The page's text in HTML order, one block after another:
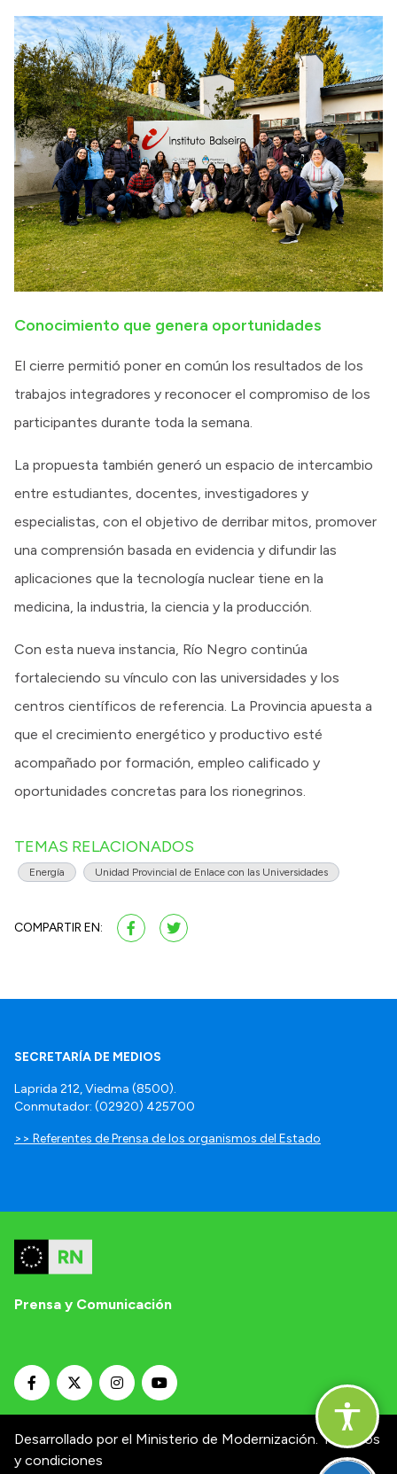
Conocimiento que genera oportunidades
El cierre permitió poner en común los resultados de los
trabajos integradores y reconocer el compromiso de los
participantes durante toda la semana.
La propuesta también generó un espacio de intercambio
entre estudiantes, docentes, investigadores y
especialistas, con el objetivo de derribar mitos, promover
una comprensión basada en evidencia y difundir las
aplicaciones que la tecnología nuclear tiene en la
medicina, la industria, la ciencia y la producción.
Con esta nueva instancia, Río Negro continúa
fortaleciendo su vínculo con las universidades y los
centros científicos de referencia. La Provincia apuesta a
que el crecimiento energético y productivo esté
acompañado por formación, empleo calificado y
oportunidades concretas para los rionegrinos.
TEMAS RELACIONADOS
Energía Unidad Provincial de Enlace con las Universidades
COMPARTIR EN:
SECRETARÍA DE MEDIOS
Laprida 212, Viedma (8500).
Conmutador: (02920) 425700
>> Referentes de Prensa de los organismos del Estado
Prensa y Comunicación
Desarrollado por el Ministerio de Modernización. Términos
y condiciones